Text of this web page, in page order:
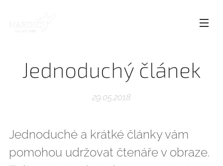
Jednoduchý článek
29.05.2018
Jednoduché a krátké články vám
pomohou udržovat čtenáře v obraze.